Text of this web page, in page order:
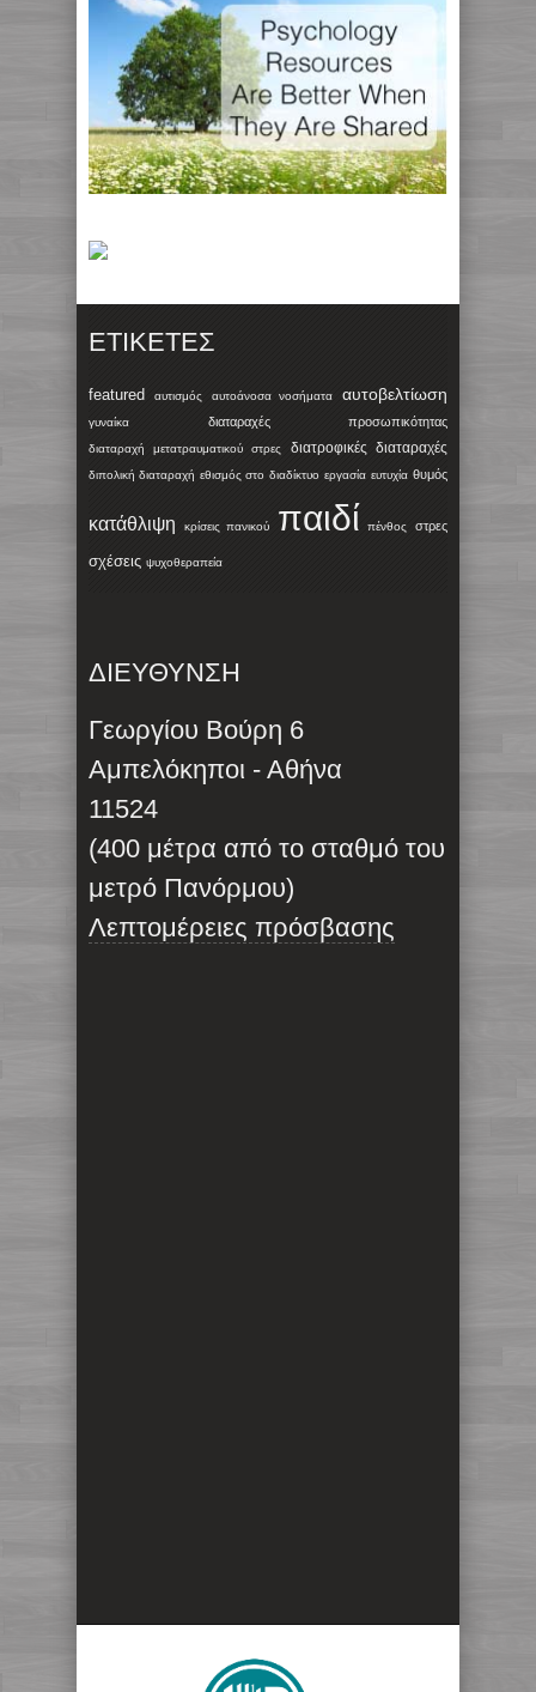
ΕΤΙΚΈΤΕΣ
featured αυτισμός αυτοάνοσα νοσήματα αυτοβελτίωση
γυναίκα διαταραχές προσωπικότητας
διαταραχή μετατραυματικού στρες διατροφικές διαταραχές
διπολική διαταραχή εθισμός στο διαδίκτυο εργασία ευτυχία θυμός
κατάθλιψη κρίσεις πανικού παιδί πένθος στρες
σχέσεις ψυχοθεραπεία
ΔΙΕΥΘΥΝΣΗ
Γεωργίου Βούρη 6
Αμπελόκηποι - Αθήνα
11524
(400 μέτρα από το σταθμό του
μετρό Πανόρμου)
Λεπτομέρειες πρόσβασης